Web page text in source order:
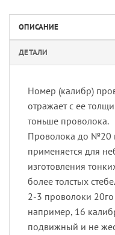
ОПИСАНИЕ
ДЕТАЛИ
Номер (калибр)
отражает с ее
тоньше проволока.
Проволока до №20
применяется для
изготовления
более толстых
2-3 проволоки 20го
например, 16
подвижный и не